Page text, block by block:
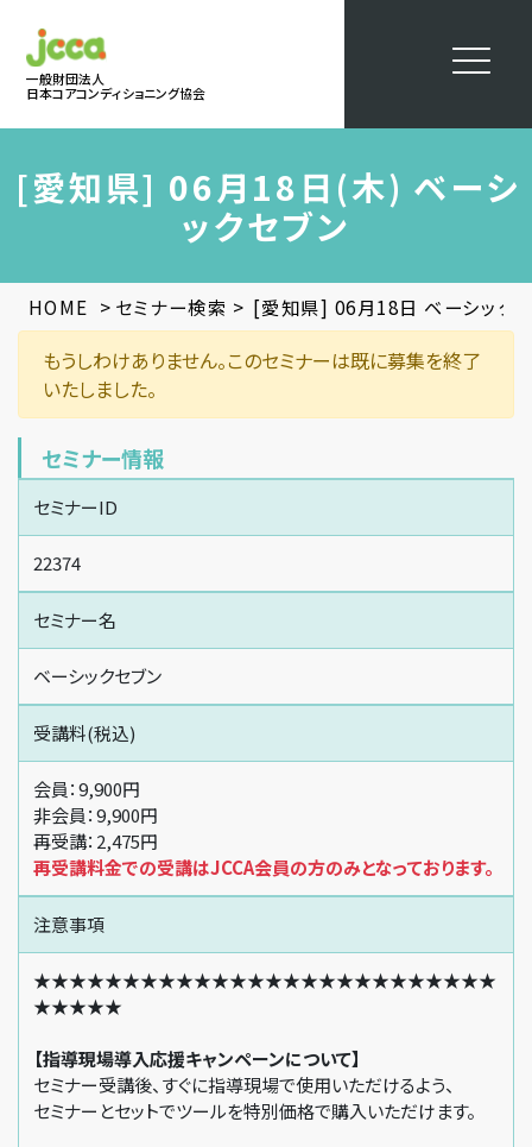
一般財団法人
日本コアコンディショニング協会
[愛知県] 06月18日(木) ベーシ
ックセブン
HOME > セミナー検索 > [愛知県] 06月18日 ベーシック
もうしわけありません。このセミナーは既に募集を終了
いたしました。
セミナー情報
セミナーID
22374
セミナー名
ベーシックセブン
受講料(税込)
会員：9,900円
非会員：9,900円
再受講：2,475円
再受講料金での受講はJCCA会員の方のみとなっております。
注意事項
★★★★★★★★★★★★★★★★★★★★★★★★★★
★★★★★
【指導現場導入応援キャンペーンについて】
セミナー受講後、すぐに指導現場で使用いただけるよう、
セミナーとセットでツールを特別価格で購入いただけます。